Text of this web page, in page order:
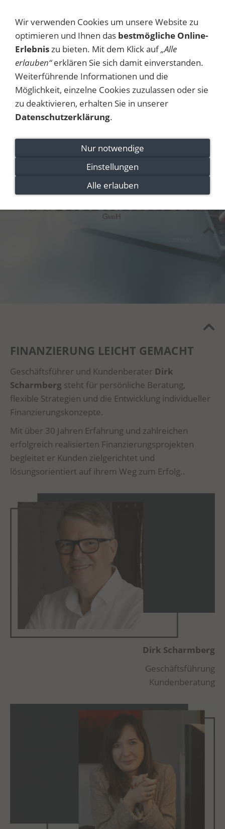
FINANZIERUNG LEICHT GEMACHT
Geschäftsführer und Kundenberater Dirk
Scharmberg steht für persönliche Beratung,
flexible Strategien und die Entwicklung individueller
Finanzierungskonzepte.
Mit über 30 Jahren Erfahrung und zahlreichen
erfolgreich realisierten Finanzierungsprojekten
begleitet er Kunden zielgerichtet und
lösungsorientiert auf ihrem Weg zum Erfolg..
Dirk Scharmberg
Geschäftsführung
Kundenberatung
Wir verwenden Cookies um unsere Website zu
optimieren und Ihnen das bestmögliche Online-
Erlebniszu bieten. Mit dem Klick auf„Alle
erlauben“erklären Sie sich damit einverstanden.
Weiterführende Informationen und die
Möglichkeit, einzelne Cookies zuzulassen oder sie
zu deaktivieren, erhalten Sie in unserer
Datenschutzerklärung.
Nur notwendige
Einstellungen
Alle erlauben